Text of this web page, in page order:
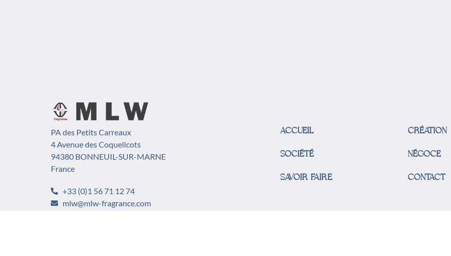
PA des Petits Carreaux
4 Avenue des Coquelicots
94380 BONNEUIL-SUR-MARNE
France
+33 (0)1 56 71 12 74
mlw@mlw-fragrance.com
ACCUEIL
SOCIÉTÉ
SAVOIR FAIRE
CRÉATION
NÉGOCE
CONTACT